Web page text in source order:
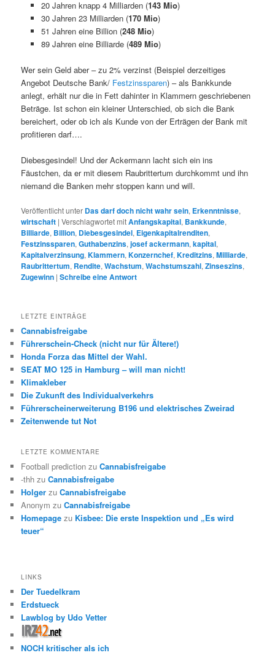
20 Jahren knapp 4 Milliarden (143 Mio)
30 Jahren 23 Milliarden (170 Mio)
51 Jahren eine Billion (248 Mio)
89 Jahren eine Billiarde (489 Mio)
Wer sein Geld aber – zu 2% verzinst (Beispiel derzeitiges
Angebot Deutsche Bank/ Festzinssparen) – als Bankkunde
anlegt, erhält nur die in Fett dahinter in Klammern geschriebenen
Beträge. Ist schon ein kleiner Unterschied, ob sich die Bank
bereichert, oder ob ich als Kunde von der Erträgen der Bank mit
profitieren darf….
Diebesgesindel! Und der Ackermann lacht sich ein ins
Fäustchen, da er mit diesem Raubrittertum durchkommt und ihn
niemand die Banken mehr stoppen kann und will.
Veröffentlicht unter Das darf doch nicht wahr sein, Erkenntnisse,
wirtschaft |Verschlagwortet mitAnfangskapital, Bankkunde,
Billiarde, Billion, Diebesgesindel, Eigenkapitalrenditen,
Festzinssparen,Guthabenzins,josef ackermann,kapital,
Kapitalverzinsung,Klammern,Konzernchef,Kreditzins,Milliarde,
Raubrittertum, Rendite,Wachstum,Wachstumszahl,Zinseszins,
Zugewinn |Schreibe eine Antwort
LETZTE EINTRÄGE
Cannabisfreigabe
Führerschein-Check (nicht nur für Ältere!)
Honda Forza das Mittel der Wahl.
SEAT MO 125 in Hamburg – will man nicht!
Klimakleber
Die Zukunft des Individualverkehrs
Führerscheinerweiterung B196 und elektrisches Zweirad
Zeitenwende tut Not
LETZTE KOMMENTARE
Football prediction zuCannabisfreigabe
-thh zuCannabisfreigabe
Holger zuCannabisfreigabe
Anonym zuCannabisfreigabe
Homepage zu Kisbee: Die erste Inspektion und „Es wird
teuer“
LINKS
Der Tuedelkram
Erdstueck
Lawblog by Udo Vetter
NOCH kritischer als ich